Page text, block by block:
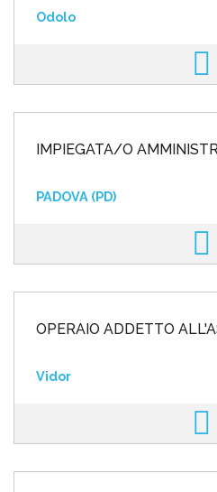
Odolo
IMPIEGATA/O
PADOVA (PD)
OPERAIO ADDETTO
Vidor